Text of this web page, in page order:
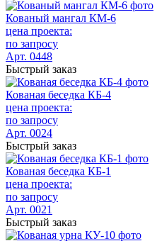
Кованый мангал КМ-6
цена проекта:
по запросу
Арт. 0448
Быстрый заказ
Кованая беседка КБ-4
цена проекта:
по запросу
Арт. 0024
Быстрый заказ
Кованая беседка КБ-1
цена проекта:
по запросу
Арт. 0021
Быстрый заказ